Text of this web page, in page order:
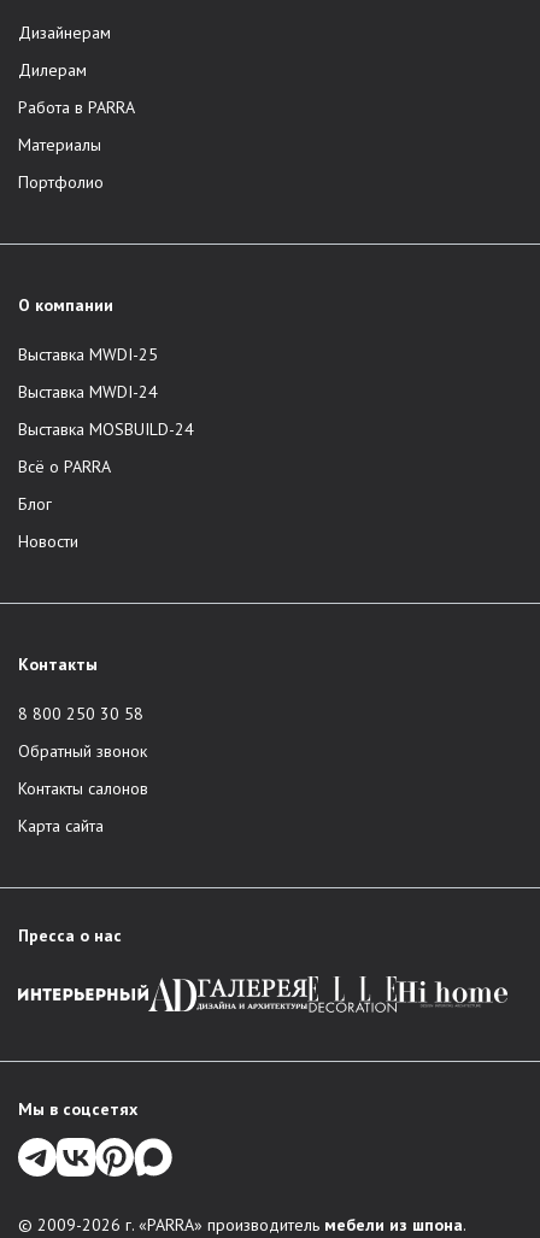
Дизайнерам
Дилерам
Работа в PARRA
Материалы
Портфолио
О компании
Выставка MWDI-25
Выставка MWDI-24
Выставка MOSBUILD-24
Всё о PARRA
Блог
Новости
Контакты
8 800 250 30 58
Обратный звонок
Контакты салонов
Карта сайта
Пресса о нас
Мы в соцсетях
© 2009-2026 г. «PARRA» производитель мебели из шпона.